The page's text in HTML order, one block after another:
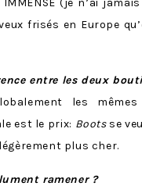
(je n’ai
frisés en Europe
entre les deux
les
est le prix: Bootsse
plus cher.
ramener ?